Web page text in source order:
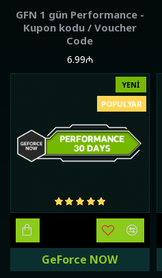
GFN 1 gün Performance -
Kupon kodu / Voucher
Code
6.99₼
YENI
POPULYAR
GeForce NOW